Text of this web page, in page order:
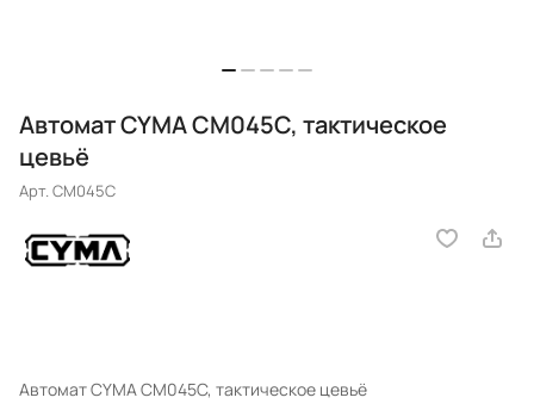
Автомат CYMA CM045C, тактическое
цевьё
Арт.CM045C
Автомат CYMA CM045C, тактическое цевьё